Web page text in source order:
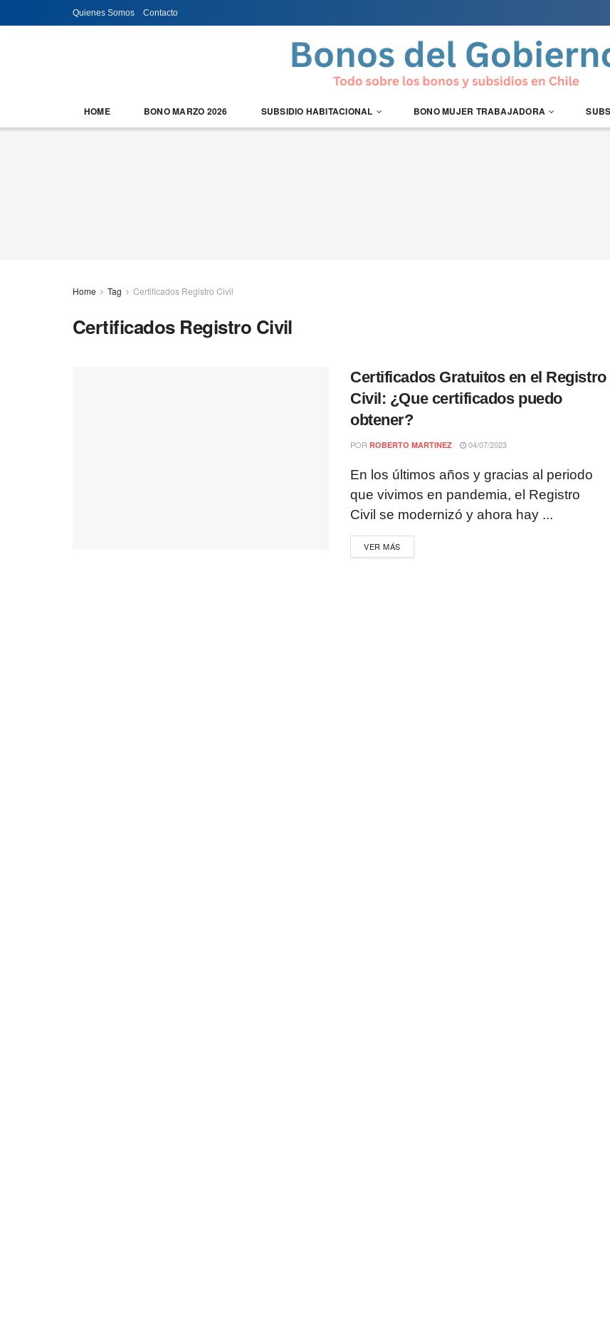
Quienes Somos Contacto
HOME BONO MARZO 2026 SUBSIDIO HABITACIONAL BONO MUJER TRABAJADORA
Home Tag Certificados Registro Civil
Certificados Registro Civil
Certificados Gratuitos en el Registro
Civil: ¿Que certificados puedo
obtener?
POR ROBERTO MARTINEZ 04/07/2023
En los últimos años y gracias al periodo
que vivimos en pandemia, el Registro
Civil se modernizó y ahora hay ...
VER MÁS